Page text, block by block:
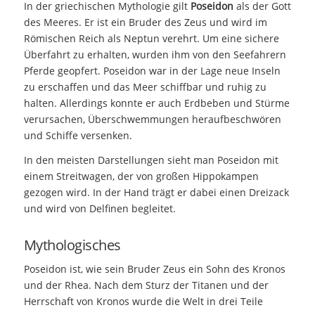
In der griechischen Mythologie gilt Poseidon als der Gott
des Meeres. Er ist ein Bruder des Zeus und wird im
Römischen Reich als Neptun verehrt. Um eine sichere
Überfahrt zu erhalten, wurden ihm von den Seefahrern
Pferde geopfert. Poseidon war in der Lage neue Inseln
zu erschaffen und das Meer schiffbar und ruhig zu
halten. Allerdings konnte er auch Erdbeben und Stürme
verursachen, Überschwemmungen heraufbeschwören
und Schiffe versenken.
In den meisten Darstellungen sieht man Poseidon mit
einem Streitwagen, der von großen Hippokampen
gezogen wird. In der Hand trägt er dabei einen Dreizack
und wird von Delfinen begleitet.
Mythologisches
Poseidon ist, wie sein Bruder Zeus ein Sohn des Kronos
und der Rhea. Nach dem Sturz der Titanen und der
Herrschaft von Kronos wurde die Welt in drei Teile